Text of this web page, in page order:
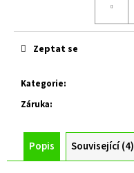
Kategorie:
Záruka:
Zeptat se
Popis Související (4)
V.
1000
344
Kč